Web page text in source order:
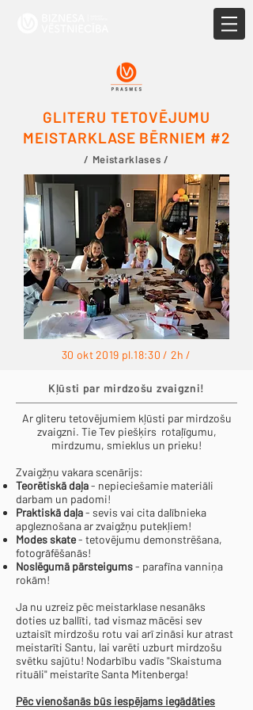
/ Meistarklases /
GLITERU TETOVĒJUMU
MEISTARKLASE BĒRNIEM #2
Ar gliteru tetovējumiem kļūsti par mirdzošu
zvaigzni. Tie Tev piešķirs rotaļīgumu,
mirdzumu, smieklus un prieku!
Zvaigžņu vakara scenārijs:
Teorētiskā daļa- nepieciešamie materiāli
darbam un padomi!
Praktiskā daļa- sevis vai cita dalībnieka
apgleznošana ar zvaigžņu putekļiem!
Modes skate- tetovējumu demonstrēšana,
fotogrāfēšanās!
Noslēgumā pārsteigums- parafīna vanniņa
rokām!
Ja nu uzreiz pēc meistarklase nesanāks
doties uz ballīti, tad vismaz mācēsi sev
uztaisīt mirdzošu rotu vai arī zināsi kur atrast
meistarīti Santu, lai varēti uzburt mirdzošu
svētku sajūtu! Nodarbību vadīs "Skaistuma
rituāli" meistarīte Santa Mitenberga!
Pēc vienošanās būs iespējams iegādāties
Kļūsti par mirdzošu zvaigzni!
30 okt 2019 pl.18:30 / 2h /